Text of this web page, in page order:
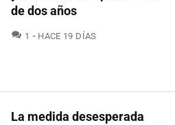
de dos años
1 COMENTARIOS
HACE 19 DÍAS
La medida desesperada